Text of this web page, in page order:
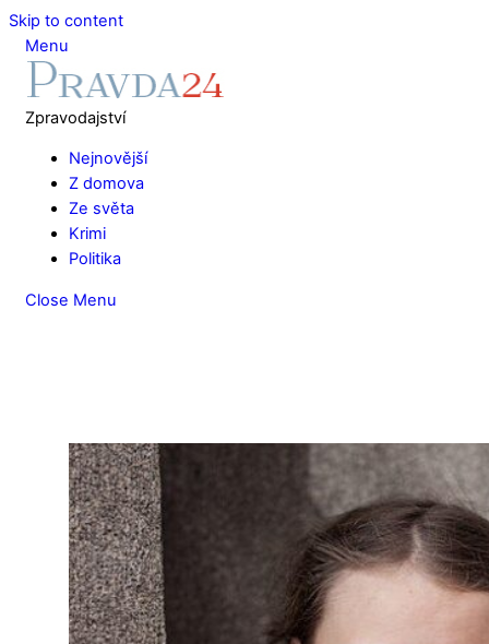
Skip to content
Menu
Zpravodajství
Nejnovější
Z domova
Ze světa
Krimi
Politika
Close Menu